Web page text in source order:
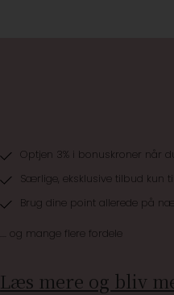
Optjen 3% i bonuskroner når
Særlige, eksklusive tilbud kun
Brug dine point allerede på
.... og mange flere fordele
Læs mere og bliv